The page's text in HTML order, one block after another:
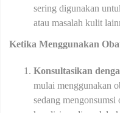
sering digunakan
atau masalah kulit
Ketika Menggunakan
Konsultasikan
mulai menggunakan
sedang